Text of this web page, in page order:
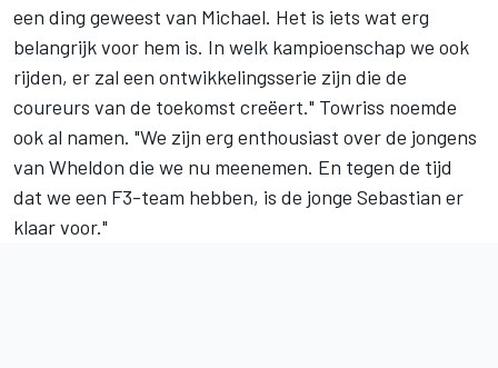
een ding geweest van Michael. Het is iets wat erg
belangrijk voor hem is. In welk kampioenschap we ook
rijden, er zal een ontwikkelingsserie zijn die de
coureurs van de toekomst creëert." Towriss noemde
ook al namen. "We zijn erg enthousiast over de jongens
van Wheldon die we nu meenemen. En tegen de tijd
dat we een F3-team hebben, is de jonge Sebastian er
klaar voor."